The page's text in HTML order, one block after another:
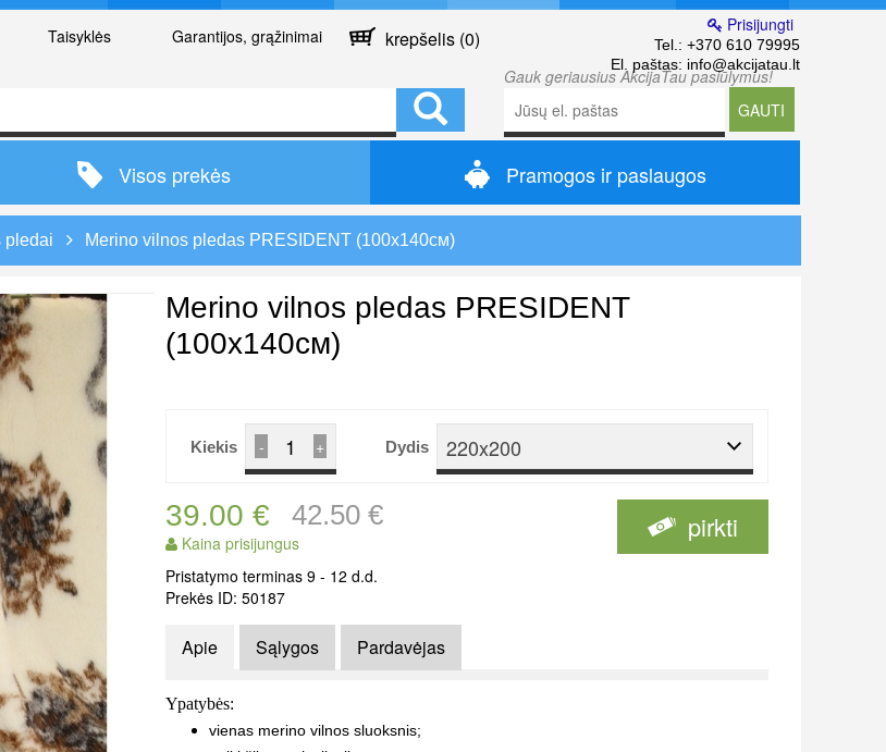
Taisyklės Garantijos, grąžinimai krepšelis (0)
Prisijungti
Tel.: +370 610 79995
El. paštas: info@akcijatau.lt
Gauk geriausius AkcijaTau pasiūlymus!
GAUTI
Visos prekės Pramogos ir paslaugos
pledai Merino vilnos pledas PRESIDENT (100х140см)
Merino vilnos pledas PRESIDENT
(100х140см)
Kiekis - + Dydis 220x200
39.00 €
Kaina prisijungus
42.50 € pirkti
Pristatymo terminas 9 - 12 d.d.
Prekės ID: 50187
Apie Sąlygos Pardavėjas
Ypatybės:
vienas merino vilnos sluoksnis;